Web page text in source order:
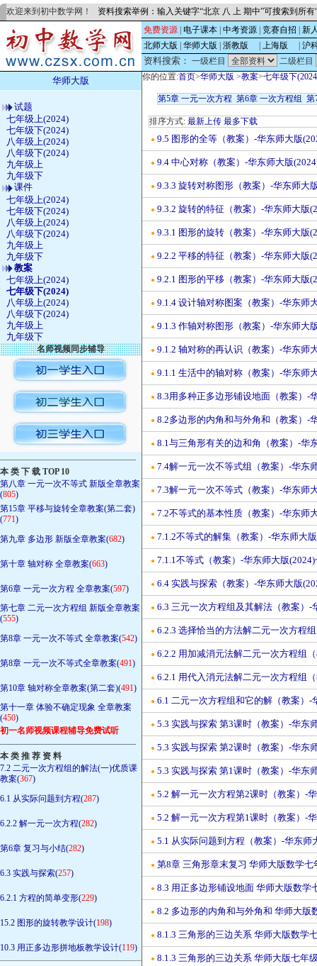
欢迎来到初中数学网！ 资料搜索举例：输入关键字“北京 八 上 期中”可搜索到所
免费资源 电子课本 中考资源 竞赛自招
新
北师大版
华师大版 浙教版 上海版 沪
资料搜索： 一级栏目 二级栏目
华师大版
试题
七年级上(2024)
七年级下(2024)
八年级上(2024)
八年级下(2024)
九年级上
九年级下
课件
七年级上(2024)
七年级下(2024)
八年级上(2024)
八年级下(2024)
九年级上
九年级下
教案
七年级上(2024)
七年级下(2024)
八年级上(2024)
八年级下(2024)
九年级上
九年级下
名师视频同步辅导
————————————————
本 类 下 载 TOP 10
第八章 一元一次不等式 新版全章教案
(805)
第15章 平移与旋转全章教案(第二套)
(771)
第九章 多边形 新版全章教案(682)
第十章 轴对称 全章教案(663)
第6章 一元一次方程 全章教案(597)
第七章 二元一次方程组 新版全章教案
(555)
第8章 一元一次不等式 全章教案(542)
第8章 一元一次不等式全章教案(491)
第10章 轴对称全章教案(第二套)(491)
第十一章 体验不确定现象 全章教案
(450)
初一名师视频课程辅导免费试听
————————————————
本 类 推 荐 资 料
7.2 二元一次方程组的解法(一)优质课
教案(367)
6.1 从实际问题到方程(287)
6.2.2 解一元一次方程(282)
第6章 复习与小结(282)
6.3 实践与探索(257)
6.2.1 方程的简单变形(229)
15.2 图形的旋转教学设计(198)
10.3 用正多边形拼地板教学设计(119)
你的位置:首页>华师大版 >教案>七年级下
第5章 一元一次方程 第6章 一次方程组 第
排序方式: 最新上传 最多下载
● 9.5 图形的全等（教案）-华东师大版
● 9.4 中心对称（教案）-华东师大版
● 9.3.3 旋转对称图形（教案）-华东师大
● 9.3.2 旋转的特征（教案）-华东师大版
● 9.3.1 图形的旋转（教案）-华东师大版
● 9.2.2 平移的特征（教案）-华东师大版
● 9.2.1 图形的平移（教案）-华东师大版
● 9.1.4 设计轴对称图案（教案）-华东师
● 9.1.3 作轴对称图形（教案）-华东师大
● 9.1.2 轴对称的再认识（教案）-华东师
● 9.1.1 生活中的轴对称（教案）-华东师
● 8.3用多种正多边形铺设地面（教案）-
● 8.2多边形的内角和与外角和（教案）-
● 8.1与三角形有关的边和角（教案）-华
● 7.4解一元一次不等式组（教案）-华东
● 7.3解一元一次不等式（教案）-华东师
● 7.2不等式的基本性质（教案）-华东师
● 7.1.2不等式的解集（教案）-华东师大
● 7.1.1不等式（教案）-华东师大版
● 6.4 实践与探索（教案）-华东师大版
● 6.3 三元一次方程组及其解法（教案）-
● 6.2.3 选择恰当的方法解二元一次方程
● 6.2.2 用加减消元法解二元一次方程组
● 6.2.1 用代入消元法解二元一次方程组
● 6.1 二元一次方程组和它的解（教案）-
● 5.3 实践与探索 第3课时（教案）-华东
● 5.3 实践与探索 第2课时（教案）-华东
● 5.3 实践与探索 第1课时（教案）-华东
● 5.2 解一元一次方程第2课时（教案）-
● 5.2 解一元一次方程第1课时（教案）-
● 5.1 从实际问题到方程（教案）-华东师
● 第8章 三角形章末复习 华师大版数学七
● 8.3 用正多边形铺设地面 华师大版数学
● 8.2 多边形的内角和与外角和 华师大版
● 8.1.3 三角形的三边关系 华师大版数学
● 8.1.3 三角形的三边关系 华师大版七年